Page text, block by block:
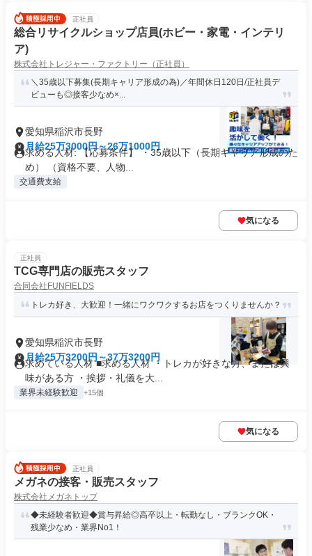
正社員
総合リサイクルショップ店員(ホビー・家電・インテリ
ア)
株式会社トレジャー・ファクトリー（正社員）
＼35歳以下募集(長期キャリア形成の為)／年間休日120日/正社員デ
ビューも◎接客少なめ×...
愛知県稲沢市長野
月給25万3000円～26万1000円
求める人材: 【応募条件】 ・35歳以下（長期キャリア形成のた
め） （資格不要、人物...
交通費支給
気になる
正社員
TCG専門店の販売スタッフ
合同会社FUNFIELDS
トレカ好き、大歓迎！一緒にワクワクするお店をつくりませんか？
愛知県稲沢市長野
月給25万3200円～37万3200円
求めている人材 ■求める人材 ・トレカが好きな方、または興
味がある方 ・挨拶・礼儀を大...
業界未経験歓迎 +15個
気になる
正社員
メガネの接客・販売スタッフ
株式会社メガネトップ
◆未経験者歓迎◆賞与昇給◎高卒以上・転勤なし・ブランクOK・
残業少なめ・業界No1！